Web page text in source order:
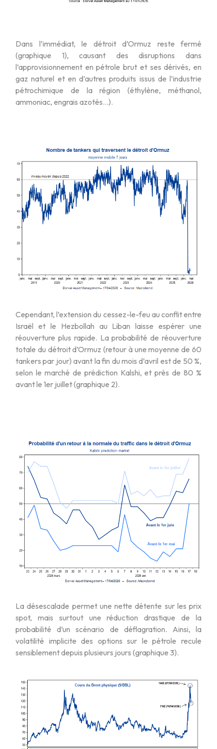
Dans l’immédiat, le détroit d’Ormuz reste fermé
(graphique 1), causant des disruptions dans
l’approvisionnement en pétrole brut et ses dérivés, en
gaz naturel et en d’autres produits issus de l’industrie
pétrochimique de la région (éthylène, méthanol,
ammoniac, engrais azotés…).
Cependant, l’extension du cessez-le-feu au conflit entre
Israël et le Hezbollah au Liban laisse espérer une
réouverture plus rapide. La probabilité de réouverture
totale du détroit d’Ormuz (retour à une moyenne de 60
tankers par jour) avant la fin du mois d’avril est de 50 %,
selon le marché de prédiction Kalshi, et près de 80 %
avant le 1er juillet (graphique 2).
La désescalade permet une nette détente sur les prix
spot, mais surtout une réduction drastique de la
probabilité d’un scénario de déflagration. Ainsi, la
volatilité implicite des options sur le pétrole recule
sensiblement depuis plusieurs jours (graphique 3).